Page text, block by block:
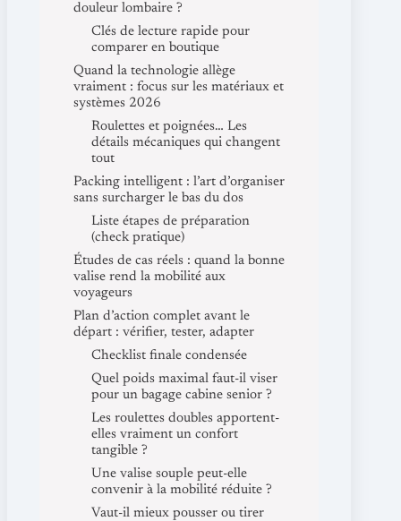
douleur lombaire ?
Clés de lecture rapide pour
comparer en boutique
Quand la technologie allège
vraiment : focus sur les matériaux et
systèmes 2026
Roulettes et poignées… Les
détails mécaniques qui changent
tout
Packing intelligent : l’art d’organiser
sans surcharger le bas du dos
Liste étapes de préparation
(check pratique)
Études de cas réels : quand la bonne
valise rend la mobilité aux
voyageurs
Plan d’action complet avant le
départ : vérifier, tester, adapter
Checklist finale condensée
Quel poids maximal faut-il viser
pour un bagage cabine senior ?
Les roulettes doubles apportent-
elles vraiment un confort
tangible ?
Une valise souple peut-elle
convenir à la mobilité réduite ?
Vaut-il mieux pousser ou tirer